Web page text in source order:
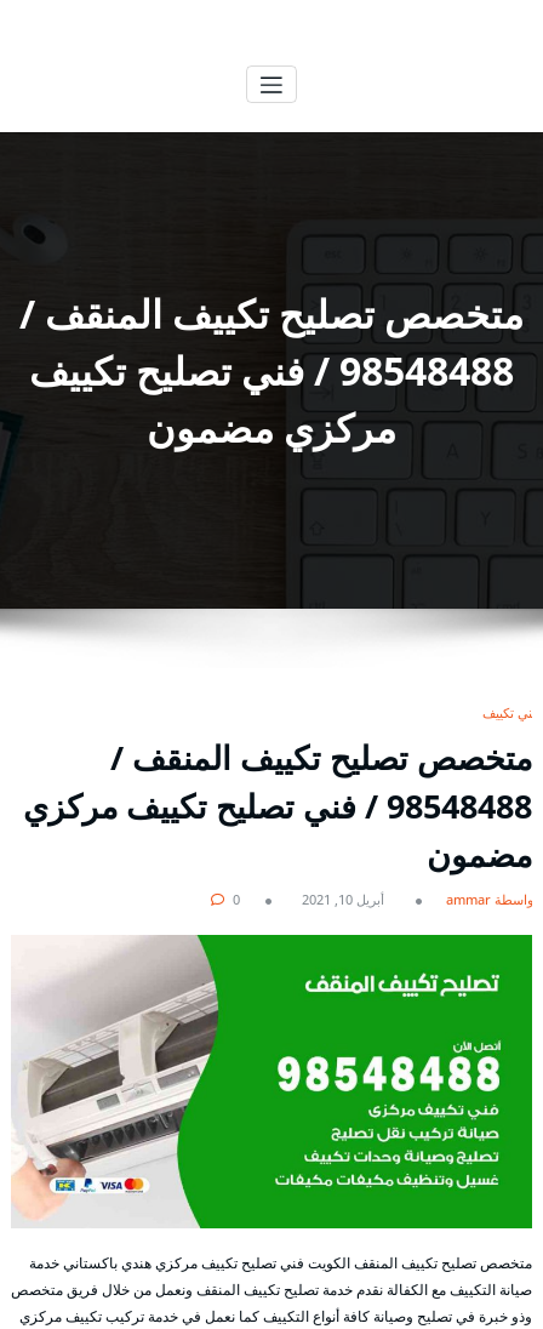
متخصص تصليح تكييف المنقف /
98548488 / فني تصليح تكييف
مركزي مضمون
فني تكييف
متخصص تصليح تكييف المنقف /
98548488 / فني تصليح تكييف مركزي
مضمون
بواسطة ammar أبريل 10, 2021 0
متخصص تصليح تكييف المنقف الكويت فني تصليح تكييف مركزي هندي باكستاني خدمة
صيانة التكييف مع الكفالة نقدم خدمة تصليح تكييف المنقف ونعمل من خلال فريق متخصص
وذو خبرة في تصليح وصيانة كافة أنواع التكييف كما نعمل في خدمة تركيب تكييف مركزي